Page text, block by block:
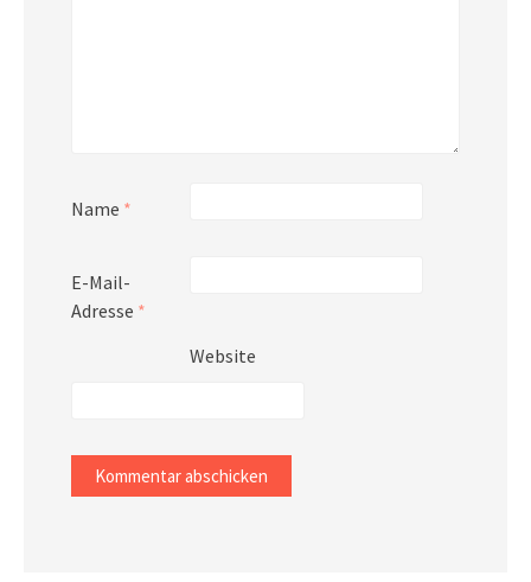
Name *
E-Mail-
Adresse *
Website